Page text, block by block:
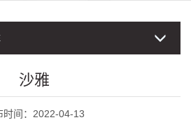
沙雅
时间：2022-04-13